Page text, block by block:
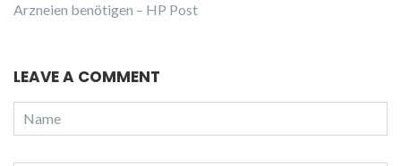
Arzneien benötigen – HP Post
LEAVE A COMMENT